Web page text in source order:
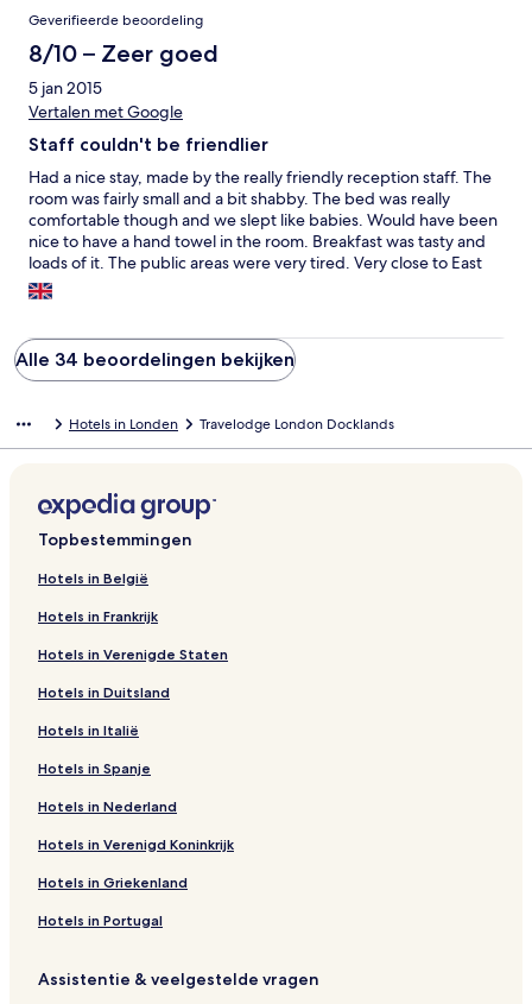
Geverifieerde beoordeling
8/10 – Zeer goed
5 jan 2015
Vertalen met Google
Staff couldn't be friendlier
Had a nice stay, made by the really friendly reception staff. The
room was fairly small and a bit shabby. The bed was really
comfortable though and we slept like babies. Would have been
nice to have a hand towel in the room. Breakfast was tasty and
loads of it. The public areas were very tired. Very close to East
India DLR which was handy for O2. All in all a decent stay, but
the room and public areas need a refurb.
Alle 34 beoordelingen bekijken
Hotels in Londen Travelodge London Docklands
Topbestemmingen
Hotels in België
Hotels in Frankrijk
Hotels in Verenigde Staten
Hotels in Duitsland
Hotels in Italië
Hotels in Spanje
Hotels in Nederland
Hotels in Verenigd Koninkrijk
Hotels in Griekenland
Hotels in Portugal
Assistentie & veelgestelde vragen